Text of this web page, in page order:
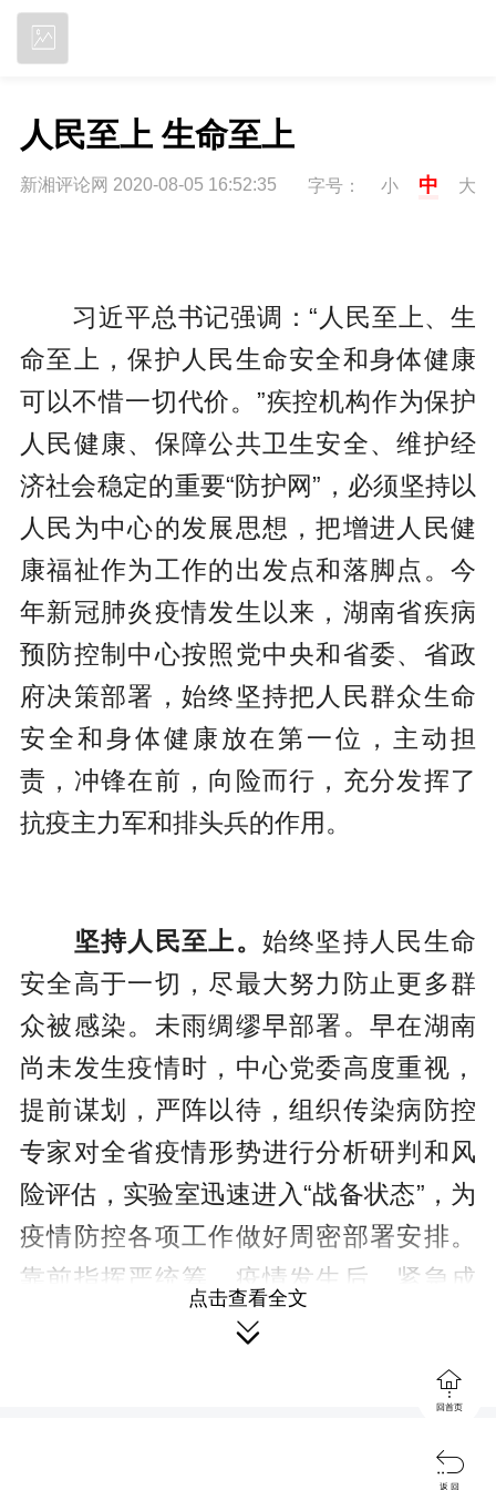
人民至上 生命至上
新湘评论网 2020-08-05 16:52:35 字号： 小 中 大
习近平总书记强调：“人民至上、生
命至上，保护人民生命安全和身体健康
可以不惜一切代价。”疾控机构作为保护
人民健康、保障公共卫生安全、维护经
济社会稳定的重要“防护网”，必须坚持以
人民为中心的发展思想，把增进人民健
康福祉作为工作的出发点和落脚点。今
年新冠肺炎疫情发生以来，湖南省疾病
预防控制中心按照党中央和省委、省政
府决策部署，始终坚持把人民群众生命
安全和身体健康放在第一位，主动担
责，冲锋在前，向险而行，充分发挥了
抗疫主力军和排头兵的作用。
坚持人民至上。 始终坚持人民生命
安全高于一切，尽最大努力防止更多群
众被感染。未雨绸缪早部署。早在湖南
尚未发生疫情时，中心党委高度重视，
提前谋划，严阵以待，组织传染病防控
专家对全省疫情形势进行分析研判和风
险评估，实验室迅速进入“战备状态”，为
疫情防控各项工作做好周密部署安排。
靠前指挥严统筹。疫情发生后，紧急成
立疫情防控工作领导小组，明确责任分
工。设立指挥部，下设现场疫情处理
组、信息报告组等7个工作组和14支现场
流调机动队，既密切配合，又各司其
点击查看全文


回首页

返 回